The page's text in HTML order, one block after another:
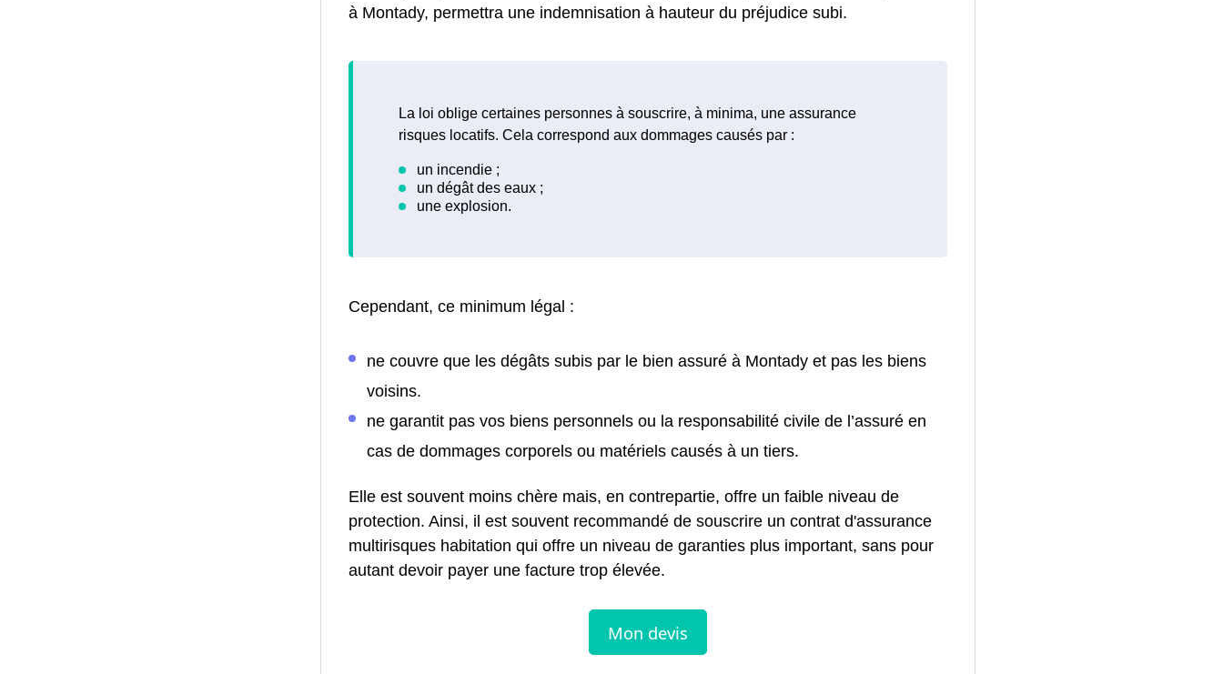
à Montady, permettra une indemnisation à hauteur du préjudice subi.
La loi oblige certaines personnes à souscrire, à minima, une assurance
risques locatifs. Cela correspond aux dommages causés par :
Cependant, ce minimum légal :
ne couvre que les dégâts subis par le bien assuré à Montady et pas les biens
voisins.
ne garantit pas vos biens personnels ou la responsabilité civile de l’assuré en
cas de dommages corporels ou matériels causés à un tiers.
Elle est souvent moins chère mais, en contrepartie, offre un faible niveau de
protection. Ainsi, il est souvent recommandé de souscrire un contrat d'assurance
multirisques habitation qui offre un niveau de garanties plus important, sans pour
autant devoir payer une facture trop élevée.